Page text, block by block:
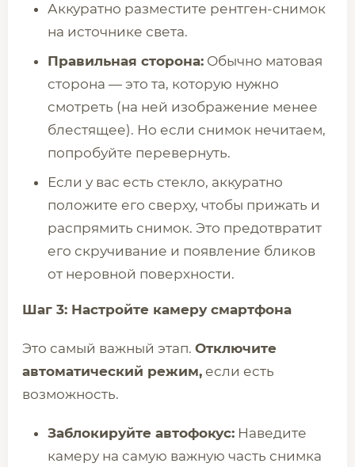
Аккуратно разместите рентген-снимок
на источнике света.
Правильная сторона: Обычно матовая
сторона — это та, которую нужно
смотреть (на ней изображение менее
блестящее). Но если снимок нечитаем,
попробуйте перевернуть.
Если у вас есть стекло, аккуратно
положите его сверху, чтобы прижать и
распрямить снимок. Это предотвратит
его скручивание и появление бликов
от неровной поверхности.
Шаг 3: Настройте камеру смартфона
Это самый важный этап. Отключите
автоматический режим, если есть
возможность.
Заблокируйте автофокус: Наведите
камеру на самую важную часть снимка